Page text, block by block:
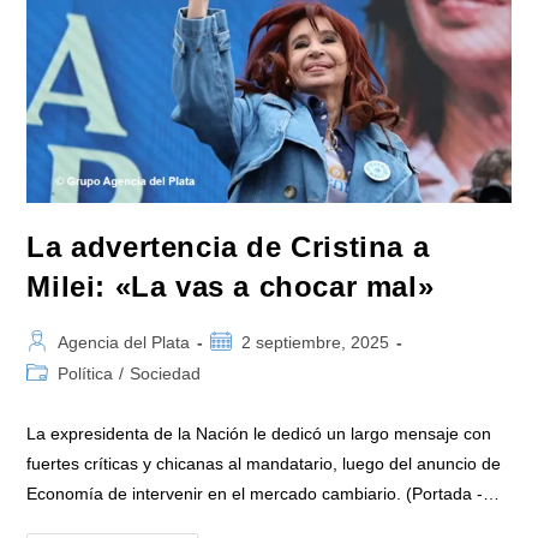
Las
Elecciones
Bonaerenses
La advertencia de Cristina a
Milei: «La vas a chocar mal»
Autor
de
Agencia del Plata
Publicación
2 septiembre, 2025
Categoría
la
entrada:
Política / Sociedad
La expresidenta de la Nación le dedicó un largo mensaje con
fuertes críticas y chicanas al mandatario, luego del anuncio de
Economía de intervenir en el mercado cambiario. (Portada -…